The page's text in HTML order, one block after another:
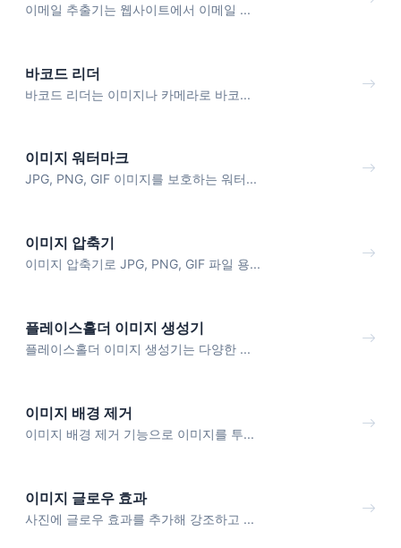
이메일 추출기는 웹사이트에서 이메일 ...
바코드 리더
바코드 리더는 이미지나 카메라로 바코...
이미지 워터마크
JPG, PNG, GIF 이미지를 보호하는 워터...
이미지 압축기
이미지 압축기로 JPG, PNG, GIF 파일 용...
플레이스홀더 이미지 생성기
플레이스홀더 이미지 생성기는 다양한 ...
이미지 배경 제거
이미지 배경 제거 기능으로 이미지를 투...
이미지 글로우 효과
사진에 글로우 효과를 추가해 강조하고 ...